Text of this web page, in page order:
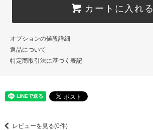
カートに入れる
オプションの値段詳細
返品について
特定商取引法に基づく表記
レビューを見る(0件)